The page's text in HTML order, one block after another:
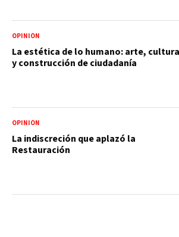
OPINIÓN
La estética de lo humano: arte, cultura
y construcción de ciudadanía
OPINIÓN
La indiscreción que aplazó la
Restauración